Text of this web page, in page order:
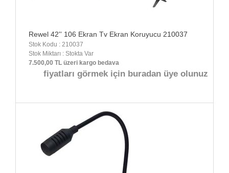
Rewel 42'' 106 Ekran Tv Ekran Koruyucu 210037
Stok Kodu : 210037
Stok Miktarı : Stokta Var
7.500,00 TL üzeri kargo bedava
fiyatları görmek için buradan üye olunuz